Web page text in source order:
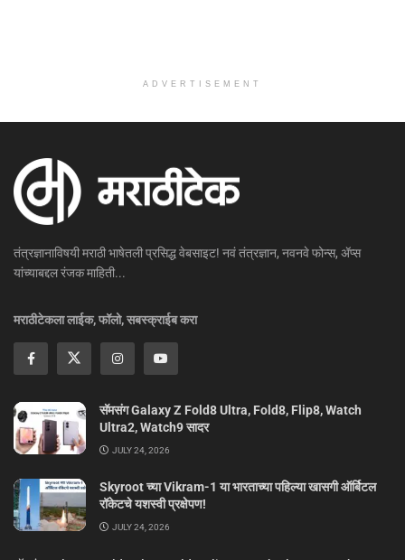
ADVERTISEMENT
तंत्रज्ञानाविषयी मराठी भाषेतली प्रसिद्ध वेबसाइट! नवं तंत्रज्ञान, नवनवे फोन्स, ॲप्स
यांच्याबद्दल रंजक माहिती...
मराठीटेकला लाईक, फॉलो, सबस्क्राईब करा
सॅमसंग Galaxy Z Fold8 Ultra, Fold8, Flip8, Watch
Ultra2, Watch9 सादर
JULY 24, 2026
Skyroot च्या Vikram-1 या भारताच्या पहिल्या खासगी ऑर्बिटल
रॉकेटचे यशस्वी प्रक्षेपण!
JULY 24, 2026